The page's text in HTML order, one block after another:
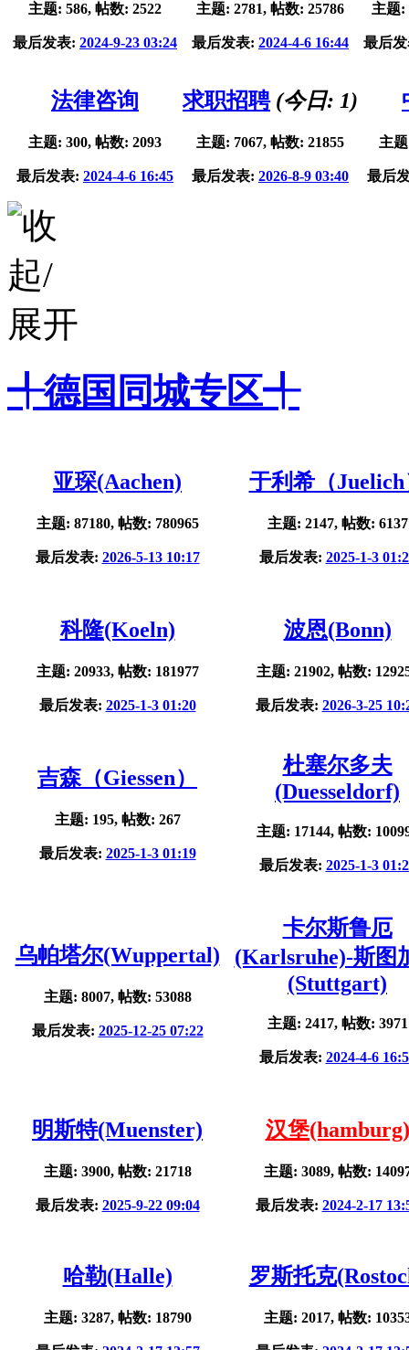
主题: 586, 帖数: 2522
最后发表: 2024-9-23 03:24
主题: 2781, 帖数: 25786
最后发表: 2024-4-6 16:44
主题:
最后
法律咨询
主题: 300, 帖数: 2093
最后发表: 2024-4-6 16:45
求职招聘(今日: 1)
主题: 7067, 帖数: 21855
最后发表: 2026-8-9 03:40
主
最后
╃德国同城专区╃
亚琛(Aachen)
主题: 87180, 帖数: 780965
最后发表: 2026-5-13 10:17
于利希（Juelich
主题: 2147, 帖数: 6137
最后发表: 2025-1-3
科隆(Koeln)
主题: 20933, 帖数: 181977
最后发表: 2025-1-3 01:20
波恩(Bonn)
主题: 21902, 帖数:
最后发表: 2026-3-25
吉森（Giessen）
主题: 195, 帖数: 267
最后发表: 2025-1-3 01:19
杜塞尔多夫
(Duesseldorf)
主题: 17144, 帖数:
最后发表: 2025-1-3
乌帕塔尔(Wuppertal)
主题: 8007, 帖数: 53088
最后发表: 2025-12-25 07:22
卡尔斯鲁厄
(Karlsruhe)-斯图
(Stuttgart)
主题: 2417, 帖数: 3971
最后发表: 2024-4-6
明斯特(Muenster)
主题: 3900, 帖数: 21718
最后发表: 2025-9-22 09:04
汉堡(hamburg)
主题: 3089, 帖数:
最后发表: 2024-2-17
哈勒(Halle)
主题: 3287, 帖数: 18790
罗斯托克
主题: 2017, 帖数: